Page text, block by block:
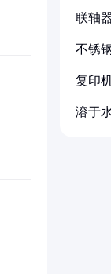
联轴
不锈
复印
溶于